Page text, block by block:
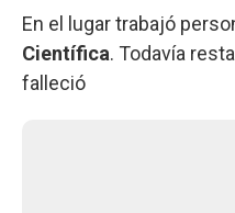
En el lugar trabajó
Científica. Todavía
falleció